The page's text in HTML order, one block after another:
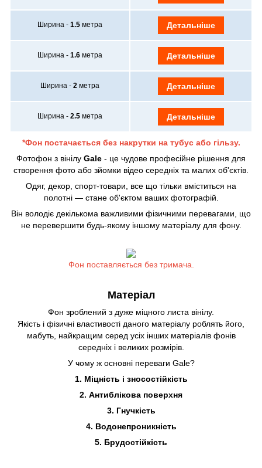
Ширина - 1.5 метра Детальніше
Ширина - 1.6 метра Детальніше
Ширина - 2 метра Детальніше
Ширина - 2.5 метра Детальніше
*Фон постачається без накрутки на тубус або гільзу.
Фотофон з вінілу Gale - це чудове професійне рішення для
створення фото або зйомки відео середніх та малих об'єктів.
Одяг, декор, спорт-товари, все що тільки вміститься на
полотні — стане об'єктом ваших фотографій.
Він володіє декількома важливими фізичними перевагами, що
не перевершити будь-якому іншому матеріалу для фону.
Фон поставляється без тримача.
Матеріал
Фон зроблений з дуже міцного листа вінілу.
Якість і фізичні властивості даного матеріалу роблять його,
мабуть, найкращим серед усіх інших матеріалів фонів
середніх і великих розмірів.
У чому ж основні переваги Gale?
1. Міцність і зносостійкість
2. Антиблікова поверхня
3. Гнучкість
4. Водонепроникність
5. Брудостійкість